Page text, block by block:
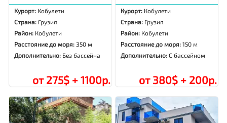
Курорт: Кобулети
Страна: Грузия
Район: Кобулети
Расстояние до моря: 350 м
Дополнительно: Без бассейна
от 275$ + 1100р.
Курорт: Кобулети
Страна: Грузия
Район: Кобулети
Расстояние до моря:150 м
Дополнительно:С бассейном
от 380$ + 200р.